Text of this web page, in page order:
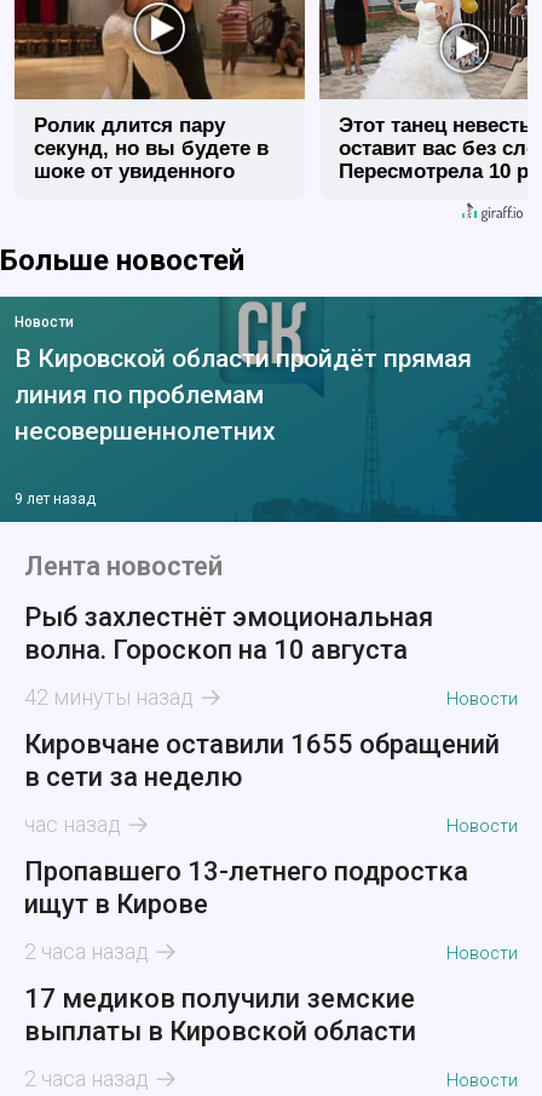
Ролик длится пару
секунд, но вы будете в
шоке от увиденного
Этот танец невесты
оставит вас без
Пересмотрела 10
Больше новостей
Новости
В Кировской области пройдёт прямая
линия по проблемам
несовершеннолетних
9 лет назад
Лента новостей
Рыб захлестнёт эмоциональная
волна. Гороскоп на 10 августа
42 минуты назад Новости
Кировчане оставили 1655 обращений
в сети за неделю
час назад Новости
Пропавшего 13-летнего подростка
ищут в Кирове
2 часа назад Новости
17 медиков получили земские
выплаты в Кировской области
2 часа назад Новости